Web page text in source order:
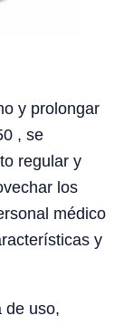
y prolongar
, se
regular y
los
médico
y
de uso,